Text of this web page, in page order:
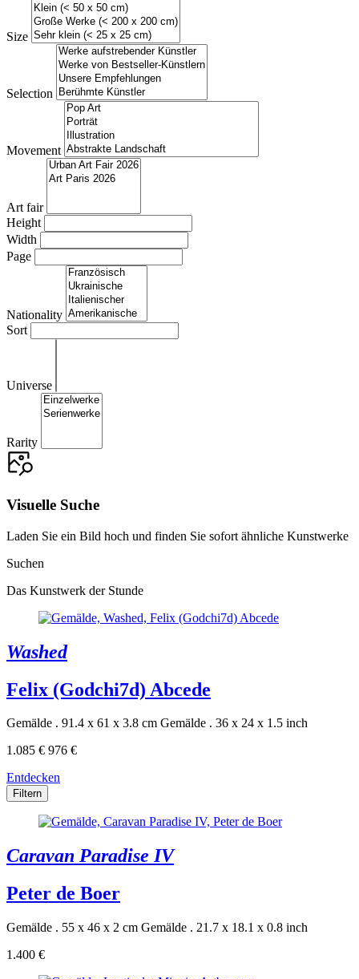
Size
Selection
Movement
Art fair
Height
Width
Page
Nationality
Sort
Universe
Rarity
Visuelle Suche
Laden Sie ein Bild hoch und finden Sie sofort ähnliche Kunstwerke
Suchen
Das Kunstwerk der Stunde
Washed
Felix (Godchi7d) Abcede
Gemälde . 91.4 x 61 x 3.8 cm Gemälde . 36 x 24 x 1.5 inch
1.085 € 976 €
Entdecken
Filtern
Caravan Paradise IV
Peter de Boer
Gemälde . 55 x 46 x 2 cm Gemälde . 21.7 x 18.1 x 0.8 inch
1.400 €